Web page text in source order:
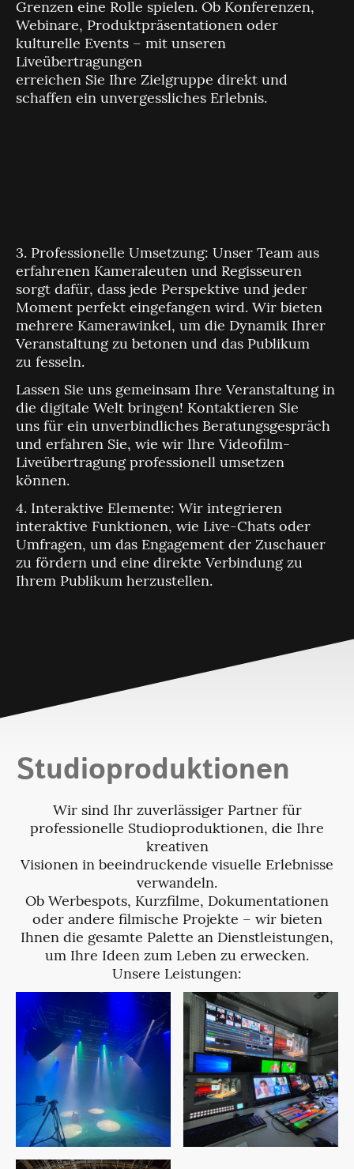
Grenzen eine Rolle spielen. Ob Konferenzen,
Webinare, Produktpräsentationen oder
kulturelle Events – mit unseren
Liveübertragungen
erreichen Sie Ihre Zielgruppe direkt und
schaffen ein unvergessliches Erlebnis.
3. Professionelle Umsetzung: Unser Team aus
erfahrenen Kameraleuten und Regisseuren
sorgt dafür, dass jede Perspektive und jeder
Moment perfekt eingefangen wird. Wir bieten
mehrere Kamerawinkel, um die Dynamik Ihrer
Veranstaltung zu betonen und das Publikum
zu fesseln.
Lassen Sie uns gemeinsam Ihre Veranstaltung in
die digitale Welt bringen! Kontaktieren Sie
uns für ein unverbindliches Beratungsgespräch
und erfahren Sie, wie wir Ihre Videofilm-
Liveübertragung professionell umsetzen
können.
4. Interaktive Elemente: Wir integrieren
interaktive Funktionen, wie Live-Chats oder
Umfragen, um das Engagement der Zuschauer
zu fördern und eine direkte Verbindung zu
Ihrem Publikum herzustellen.
Studioproduktionen
Wirsind Ihr zuverlässiger Partner für
professionelle Studioproduktionen, die Ihre
kreativen
Visionen in beeindruckende visuelle Erlebnisse
verwandeln.
Ob Werbespots, Kurzfilme, Dokumentationen
oder andere filmische Projekte – wir bieten
Ihnen die gesamte Palette an Dienstleistungen,
um Ihre Ideen zum Leben zu erwecken.
Unsere Leistungen: